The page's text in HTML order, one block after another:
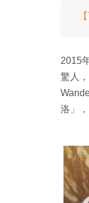
2015
驚人
洛」